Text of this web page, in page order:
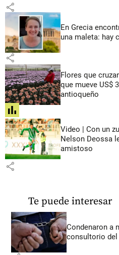
share
En Grecia
una maleta: hay
share
Flores que
que mueve US$
antioqueño
share
Video | Con un
Nelson Deossa
amistoso
share
Te puede interesar
Condenaron a
consultorio